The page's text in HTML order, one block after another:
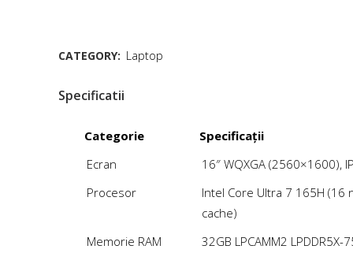
CATEGORY: Laptop
Specificatii
Categorie
Specificații
Ecran
16″ WQXGA (2560×1600),
Procesor
Intel Core Ultra 7 165H (16
cache)
Memorie RAM
32GB LPCAMM2 LPDDR5X-